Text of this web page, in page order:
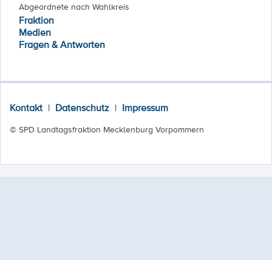
Abgeordnete nach Wahlkreis
Fraktion
Medien
Fragen & Antworten
Kontakt | Datenschutz | Impressum
© SPD Landtagsfraktion Mecklenburg Vorpommern